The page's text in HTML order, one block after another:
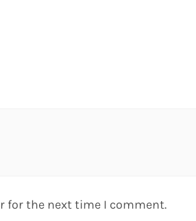
for the next time I comment.